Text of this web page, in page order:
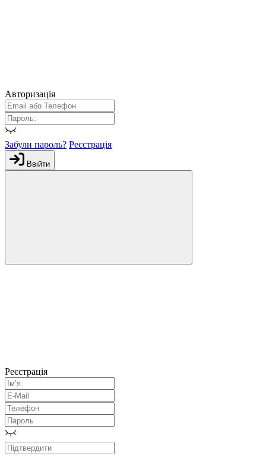
Авторизація
Забули пароль? Реєстрація
Ввійти
Реєстрація